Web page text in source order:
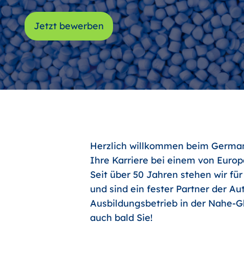
Jetzt bewerben
Herzlich willkommen beim
Ihre Karriere bei einem von
Seit über 50 Jahren stehen wir
und sind ein fester Partner der
Ausbildungsbetrieb in der Nahe-
auch bald Sie!